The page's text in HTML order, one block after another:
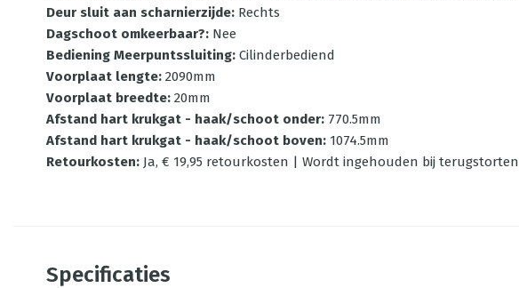
Deur sluit aan scharnierzijde: Rechts
Dagschoot omkeerbaar?: Nee
Bediening Meerpuntssluiting: Cilinderbediend
Voorplaat lengte: 2090mm
Voorplaat breedte: 20mm
Afstand hart krukgat - haak/schoot onder: 770.5mm
Afstand hart krukgat - haak/schoot boven: 1074.5mm
Retourkosten: Ja, € 19,95 retourkosten | Wordt ingehouden bij terugstorten
Specificaties